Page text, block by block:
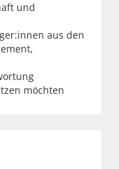
und
aus den
möchten